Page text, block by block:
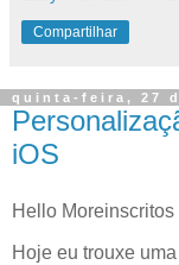
Compartilhar
quinta-feira, 27
iOS
Hello
Hoje eu trouxe